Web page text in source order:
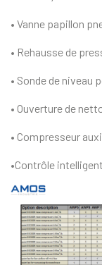
• Vanne papillon
• Rehausse de
• Sonde de niveau
• Ouverture de
• Compresseur
•Contrôle